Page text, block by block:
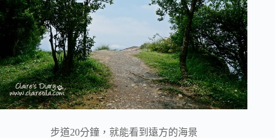
步道20分鐘，就能看到遠方的海景